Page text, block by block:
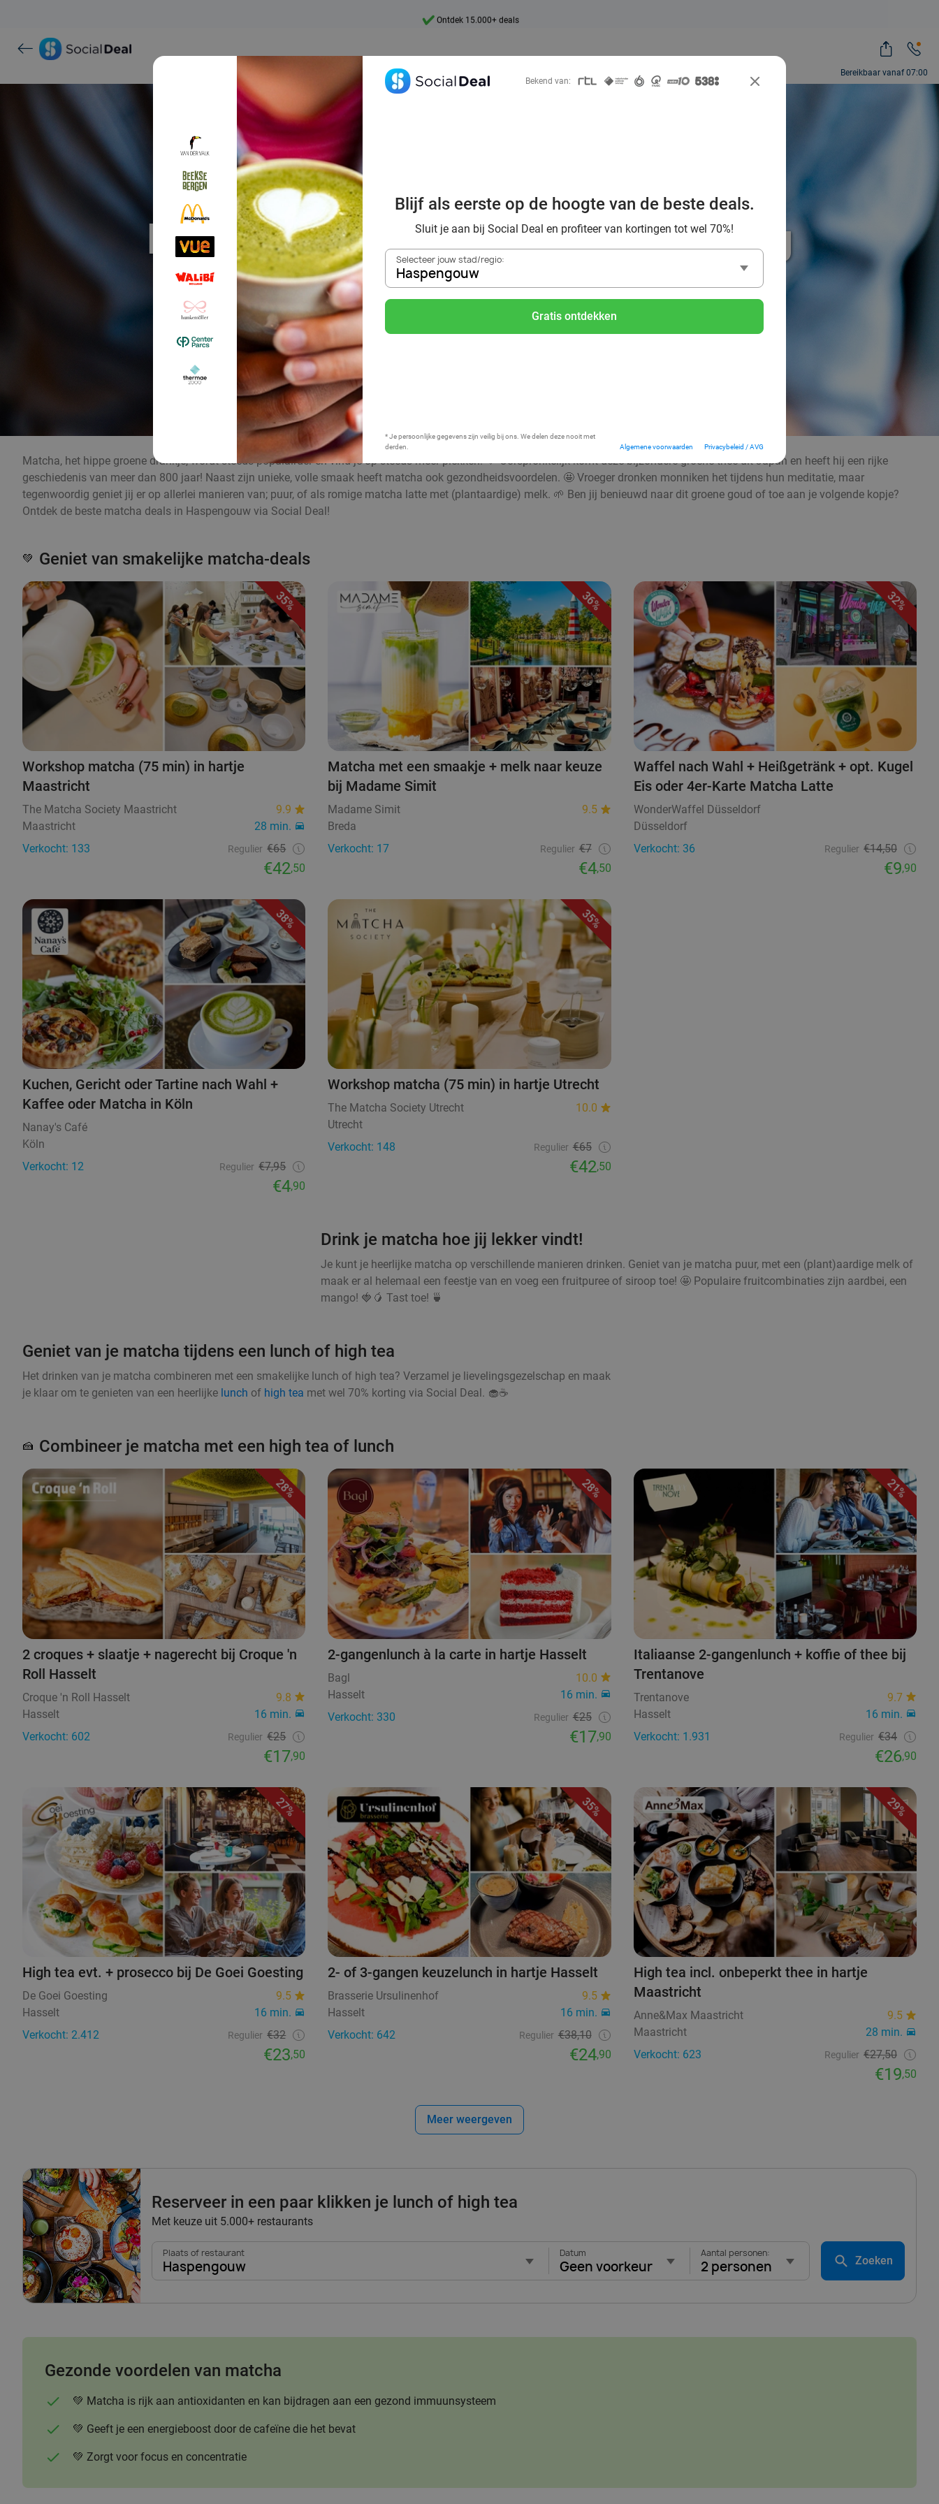
Bereikbaar vanaf 07:00
Ontdek 15.000+ deals
Proef matcha met wel 70% korting
Haspengouw
Bekend van:
Blijf als eerste op de hoogte van de beste deals.
Sluit je aan bij Social Deal en profiteer van kortingen tot wel 70%!
Selecteer jouw stad/regio:
Haspengouw
Gratis ontdekken
* Je persoonlijke gegevens zijn veilig bij ons. We delen deze nooit met
derden.
Algemene voorwaarden Privacybeleid / AVG
Matcha, het hippe groene drankje, wordt steeds populairder en vind je op steeds meer plekken. 💚 Oorspronkelijk komt deze bijzondere groene thee uit Japan en heeft hij een rijke
geschiedenis van meer dan 800 jaar! Naast zijn unieke, volle smaak heeft matcha ook gezondheidsvoordelen. 🤩 Vroeger dronken monniken het tijdens hun meditatie, maar
tegenwoordig geniet jij er op allerlei manieren van; puur, of als romige matcha latte met (plantaardige) melk. 🌱 Ben jij benieuwd naar dit groene goud of toe aan je volgende kopje?
Ontdek de beste matcha deals in Haspengouw via Social Deal!
💚 Geniet van smakelijke matcha-deals
35%
Workshop matcha (75 min) in hartje
Maastricht
The Matcha Society Maastricht
9.9
Maastricht
28 min.
Verkocht: 133
Regulier €65
€42,50
36%
Matcha met een smaakje + melk naar keuze
bij Madame Simit
Madame Simit
9.5
Breda
Verkocht: 17
Regulier €7
€4,50
32%
Waffel nach Wahl + Heißgetränk + opt. Kugel
Eis oder 4er-Karte Matcha Latte
WonderWaffel Düsseldorf
Düsseldorf
Verkocht: 36
Regulier €14,50
€9,90
38%
Kuchen, Gericht oder Tartine nach Wahl +
Kaffee oder Matcha in Köln
Nanay's Café
Köln
Verkocht: 12
Regulier €7,95
€4,90
35%
Workshop matcha (75 min) in hartje Utrecht
The Matcha Society Utrecht
10.0
Utrecht
Verkocht: 148
Regulier €65
€42,50
Drink je matcha hoe jij lekker vindt!
Je kunt je heerlijke matcha op verschillende manieren drinken. Geniet van je matcha puur, met een (plant)aardige melk of
maak er al helemaal een feestje van en voeg een fruitpuree of siroop toe! 🤩 Populaire fruitcombinaties zijn aardbei, een
mango! 🍓🥭 Tast toe! 🍵
Geniet van je matcha tijdens een lunch of high tea
Het drinken van je matcha combineren met een smakelijke lunch of high tea? Verzamel je lievelingsgezelschap en maak
je klaar om te genieten van een heerlijke lunch of high tea met wel 70% korting via Social Deal. 🧁☕
🍰 Combineer je matcha met een high tea of lunch
28%
2 croques + slaatje + nagerecht bij Croque 'n
Roll Hasselt
Croque 'n Roll Hasselt
9.8
Hasselt
16 min.
Verkocht: 602
Regulier €25
€17,90
28%
2-gangenlunch à la carte in hartje Hasselt
Bagl
10.0
Hasselt
16 min.
Verkocht: 330
Regulier €25
€17,90
21%
Italiaanse 2-gangenlunch + koffie of thee bij
Trentanove
Trentanove
9.7
Hasselt
16 min.
Verkocht: 1.931
Regulier €34
€26,90
27%
High tea evt. + prosecco bij De Goei Goesting
De Goei Goesting
9.5
Hasselt
16 min.
Verkocht: 2.412
Regulier €32
€23,50
35%
2- of 3-gangen keuzelunch in hartje Hasselt
Brasserie Ursulinenhof
9.5
Hasselt
16 min.
Verkocht: 642
Regulier €38,10
€24,90
29%
High tea incl. onbeperkt thee in hartje
Maastricht
Anne&Max Maastricht
9.5
Maastricht
28 min.
Verkocht: 623
Regulier €27,50
€19,50
Meer weergeven
Reserveer in een paar klikken je lunch of high tea
Met keuze uit 5.000+ restaurants
Plaats of restaurant
Haspengouw
Datum
Geen voorkeur
Aantal personen:
2 personen Zoeken
Gezonde voordelen van matcha
💚 Matcha is rijk aan antioxidanten en kan bijdragen aan een gezond immuunsysteem
💚 Geeft je een energieboost door de cafeïne die het bevat
💚 Zorgt voor focus en concentratie